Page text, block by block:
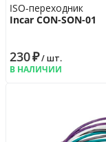
ISO-переходник
Incar CON-SON-01
230₽/ шт.
В НАЛИЧИИ